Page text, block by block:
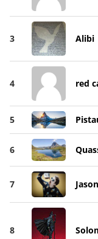
3 Alibi
4 red
5
6
7
8